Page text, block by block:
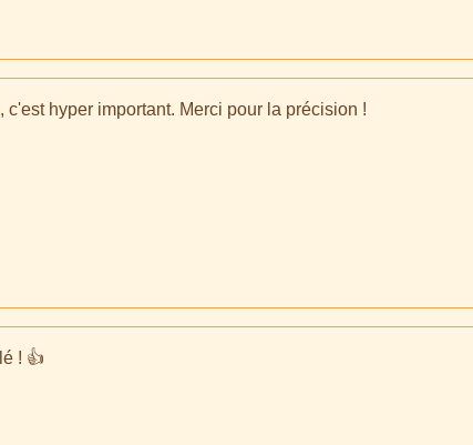
hyper important. Merci pour la précision !
! 👍